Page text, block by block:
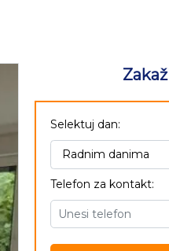
Selektuj dan:
Telefon za kontakt: